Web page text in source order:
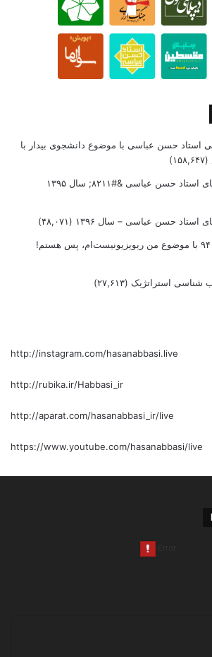
استاد حسن عباسی با موضوع دانشجوی بیدار با
(۱۵۸,۶۴۷)
حسن عباسی &#۸۲۱۱; سال ۱۳۹۵
استاد حسن عباسی – سال ۱۳۹۶ (۴۸,۰۷۱)
شناسی استراتژیک (۲۷,۶۱۳)
http://instagram.com/hasanabbasi.live
http://rubika.ir/Habbasi_ir
http://aparat.com/hasanabbasi_ir/live
https://www.youtube.com/hasanabbasi/live